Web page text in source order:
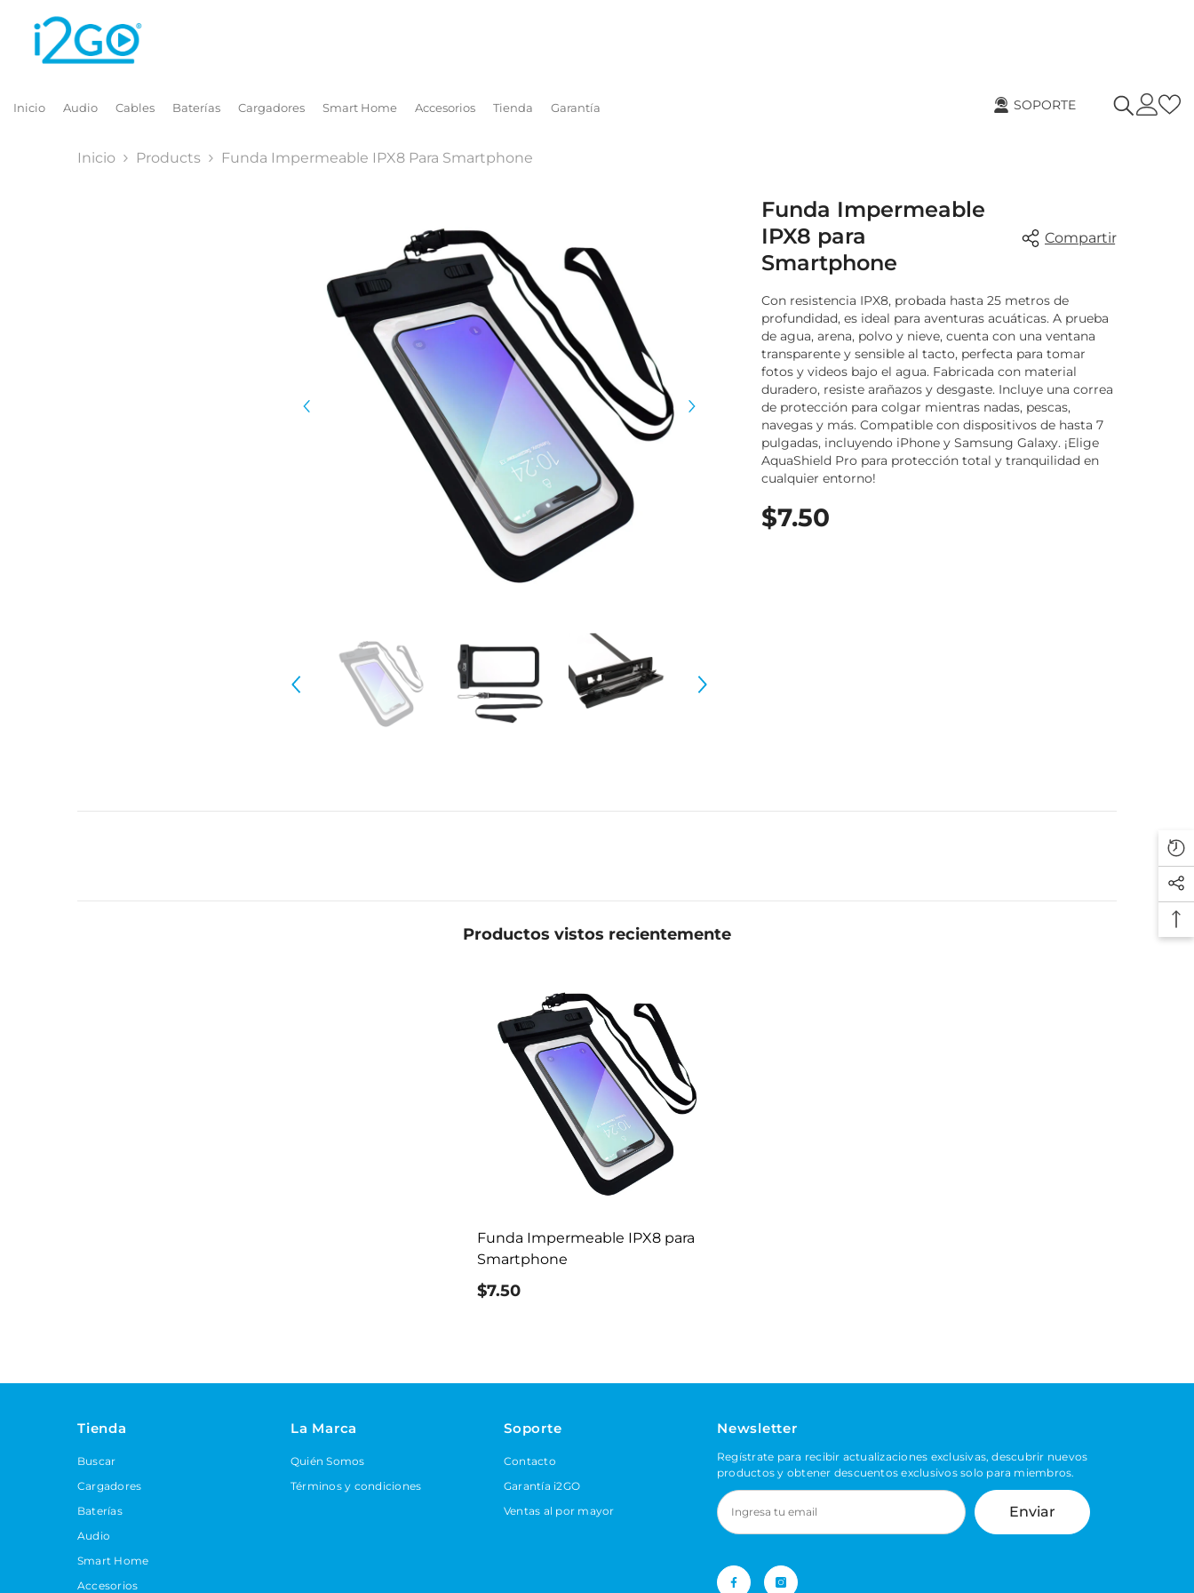
Inicio Audio Cables Baterías Cargadores Smart Home Accesorios Tienda Garantía SOPORTE
Inicio Products Funda Impermeable IPX8 Para Smartphone
Funda Impermeable
IPX8 para
Smartphone
Compartir
Compartir
Con resistencia IPX8, probada hasta 25 metros de
profundidad, es ideal para aventuras acuáticas. A prueba
de agua, arena, polvo y nieve, cuenta con una ventana
transparente y sensible al tacto, perfecta para tomar
fotos y videos bajo el agua. Fabricada con material
duradero, resiste arañazos y desgaste. Incluye una correa
de protección para colgar mientras nadas, pescas,
navegas y más. Compatible con dispositivos de hasta 7
pulgadas, incluyendo iPhone y Samsung Galaxy. ¡Elige
AquaShield Pro para protección total y tranquilidad en
cualquier entorno!
$7.50
Productos vistos recientemente
Funda Impermeable IPX8 para
Smartphone
$7.50
Tienda
Buscar
Cargadores
Baterías
Audio
Smart Home
Accesorios
La Marca
Quién Somos
Términos y condiciones
Soporte
Contacto
Garantía i2GO
Ventas al por mayor
Newsletter
Regístrate para recibir actualizaciones exclusivas, descubrir nuevos
productos y obtener descuentos exclusivos solo para miembros.
Enviar